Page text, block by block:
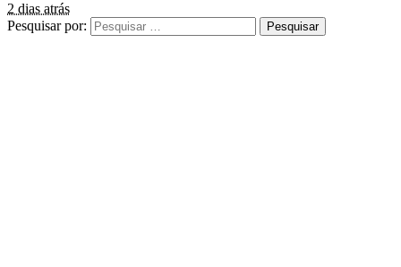
2 dias atrás
Pesquisar por: